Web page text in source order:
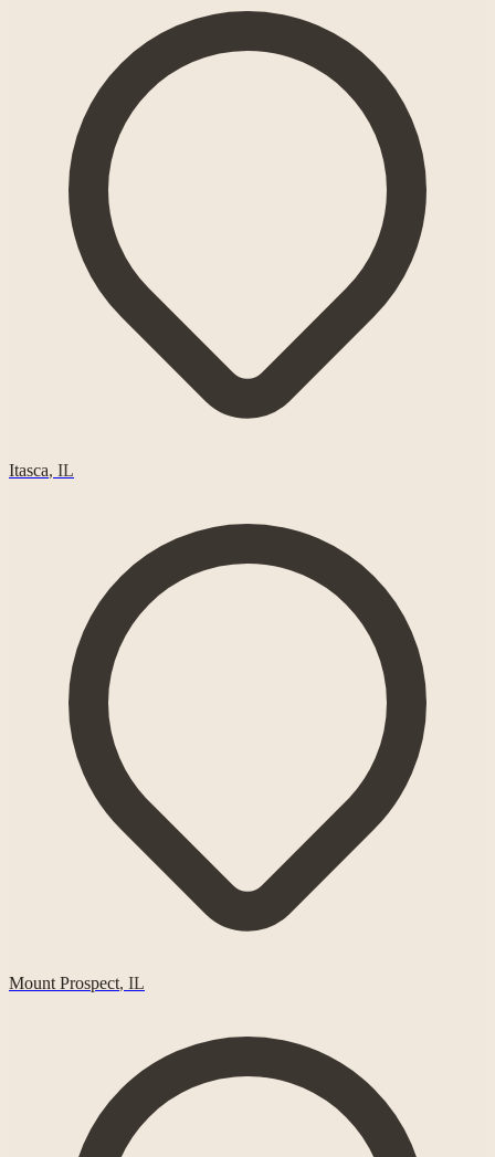
Itasca, IL
Mount Prospect, IL